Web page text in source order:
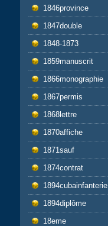
1846province
1847double
1848-1873
1859manuscrit
1866monographie
1867permis
1868lettre
1870affiche
1871sauf
1874contrat
1894cubainfanterie
1894diplôme
18eme